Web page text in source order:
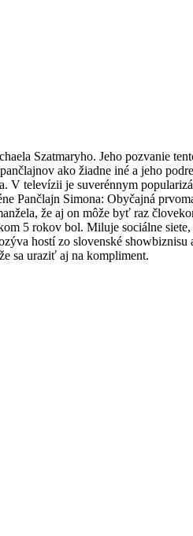
Szatmaryho. Jeho pozvanie
ako žiadne iné a jeho
V televízii je suverénnym
Pančlajn Simona: Obyčajná
že aj on môže byť raz
5 rokov bol. Miluje sociálne
hostí zo slovenské
sa uraziť aj na kompliment.